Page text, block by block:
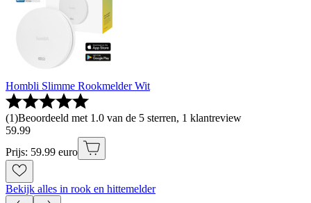
Hombli Slimme Rookmelder Wit
(1)Beoordeeld met 1.0 van de 5 sterren, 1 klantreview
59.99
Prijs: 59.99 euro
Bekijk alles in rook en hittemelder